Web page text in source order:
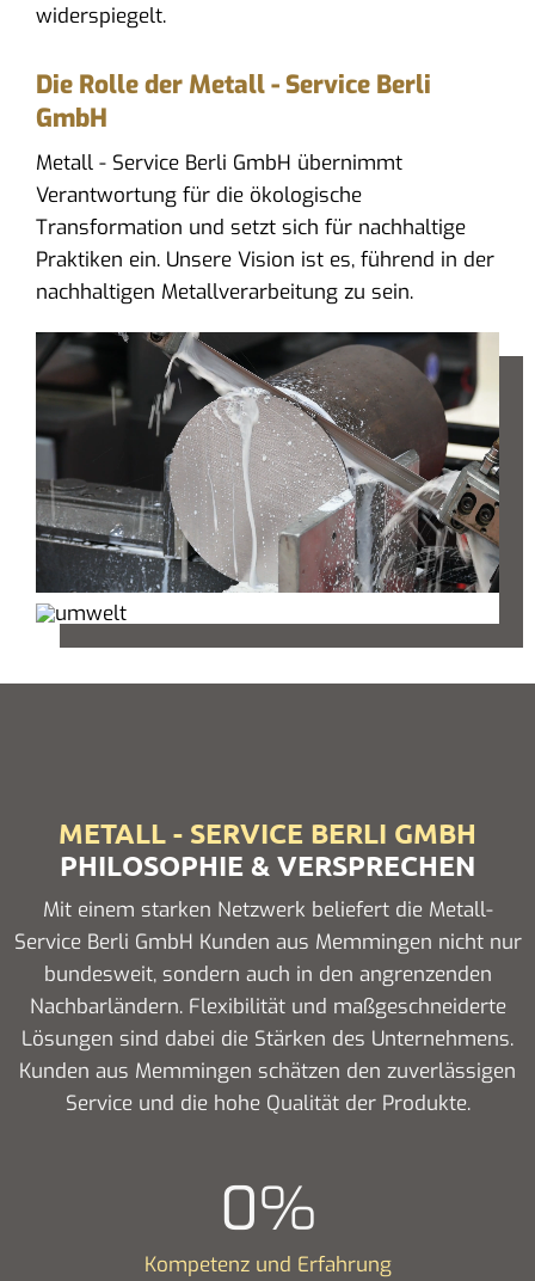
widerspiegelt.
Die Rolle der Metall - Service Berli
GmbH
Metall - Service Berli GmbH übernimmt
Verantwortung für die ökologische
Transformation und setzt sich für nachhaltige
Praktiken ein. Unsere Vision ist es, führend in der
nachhaltigen Metallverarbeitung zu sein.
METALL - SERVICE BERLI GMBH
PHILOSOPHIE & VERSPRECHEN
Mit einem starken Netzwerk beliefert die Metall-
Service Berli GmbH Kunden aus Memmingen nicht nur
bundesweit, sondern auch in den angrenzenden
Nachbarländern. Flexibilität und maßgeschneiderte
Lösungen sind dabei die Stärken des Unternehmens.
Kunden aus Memmingen schätzen den zuverlässigen
Service und die hohe Qualität der Produkte.
0%
Kompetenz und Erfahrung